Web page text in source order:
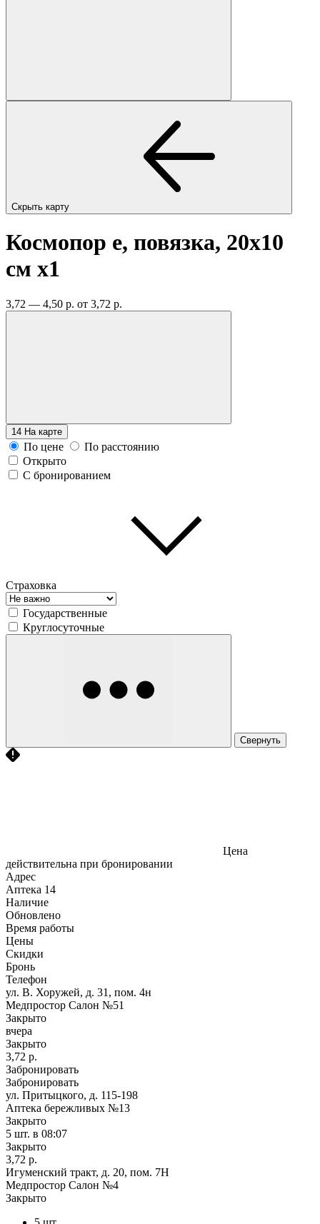
Скрыть карту
Космопор е, повязка, 20х10
см x1
3,72 — 4,50 р. от 3,72 р.
14 На карте
По цене
По расстоянию
Открыто
С бронированием
Страховка
Государственные
Круглосуточные
Свернуть
Цена
действительна при бронировании
Адрес
Аптека 14
Наличие
Обновлено
Время работы
Цены
Скидки
Бронь
Телефон
ул. В. Хоружей, д. 31, пом. 4н
Медпростор Салон №51
Закрыто
вчера
Закрыто
3,72 р.
Забронировать
Забронировать
ул. Притыцкого, д. 115-198
Аптека бережливых №13
Закрыто
5 шт. в 08:07
Закрыто
3,72 р.
Игуменский тракт, д. 20, пом. 7Н
Медпростор Салон №4
Закрыто